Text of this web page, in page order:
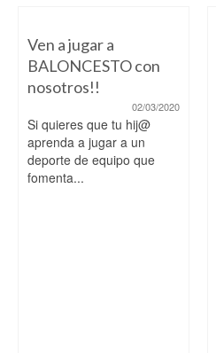
Ven a jugar a
BALONCESTO con
nosotros!!
02/03/2020
Si quieres que tu hij@
aprenda a jugar a un
deporte de equipo que
fomenta...